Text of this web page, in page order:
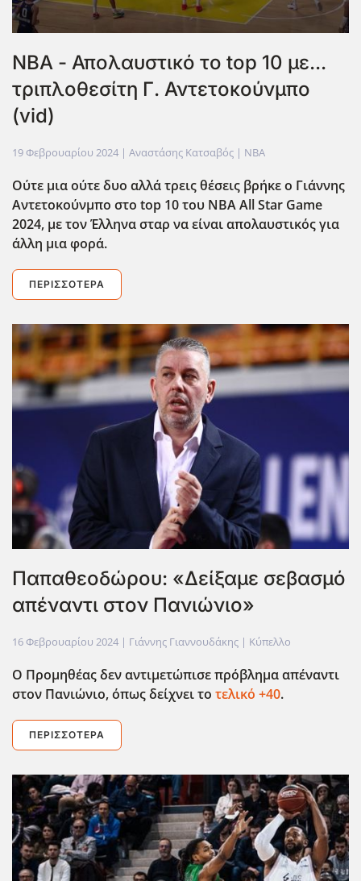
NBA - Απολαυστικό το top 10 με...
τριπλοθεσίτη Γ. Αντετοκούνμπο
(vid)
19 Φεβρουαρίου 2024 | Αναστάσης Κατσαβός | NBA
Ούτε μια ούτε δυο αλλά τρεις θέσεις βρήκε ο Γιάννης
Αντετοκούνμπο στο top 10 του NBA All Star Game
2024, με τον Έλληνα σταρ να είναι απολαυστικός για
άλλη μια φορά.
ΠΕΡΙΣΣΌΤΕΡΑ
Παπαθεοδώρου: «Δείξαμε σεβασμό
απέναντι στον Πανιώνιο»
16 Φεβρουαρίου 2024 | Γιάννης Γιαννουδάκης | Κύπελλο
Ο Προμηθέας δεν αντιμετώπισε πρόβλημα απέναντι
στον Πανιώνιο, όπως δείχνει το τελικό +40.
ΠΕΡΙΣΣΌΤΕΡΑ